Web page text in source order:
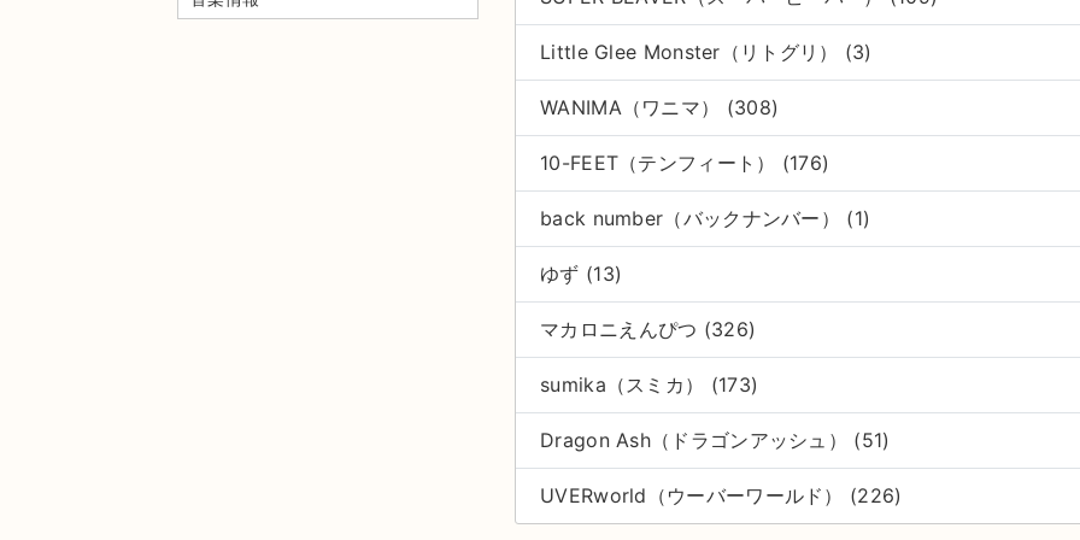
Little Glee Monster（リトグリ） (3)
WANIMA（ワニマ） (308)
10-FEET（テンフィート） (176)
back number（バックナンバー） (1)
ゆず (13)
マカロニえんぴつ (326)
sumika（スミカ） (173)
Dragon Ash（ドラゴンアッシュ） (51)
UVERworld（ウーバーワールド） (226)